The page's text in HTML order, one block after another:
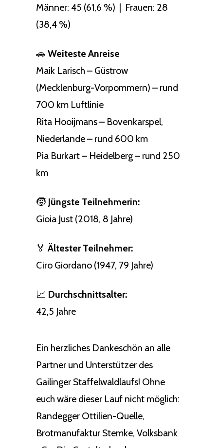
Männer: 45 (61,6 %) | Frauen: 28
(38,4 %)
🚗 Weiteste Anreise
Maik Larisch – Güstrow
(Mecklenburg-Vorpommern) – rund
700 km Luftlinie
Rita Hooijmans – Bovenkarspel,
Niederlande – rund 600 km
Pia Burkart – Heidelberg – rund 250
km
🧒 Jüngste Teilnehmerin:
Gioia Just (2018, 8 Jahre)
🏅 Ältester Teilnehmer:
Ciro Giordano (1947, 79 Jahre)
📈 Durchschnittsalter:
42,5 Jahre
Ein herzliches Dankeschön an alle
Partner und Unterstützer des
Gailinger Staffelwaldlaufs! Ohne
euch wäre dieser Lauf nicht möglich:
Randegger Ottilien-Quelle,
Brotmanufaktur Stemke, Volksbank